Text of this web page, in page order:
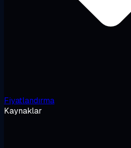
Fiyatlandırma
Kaynaklar